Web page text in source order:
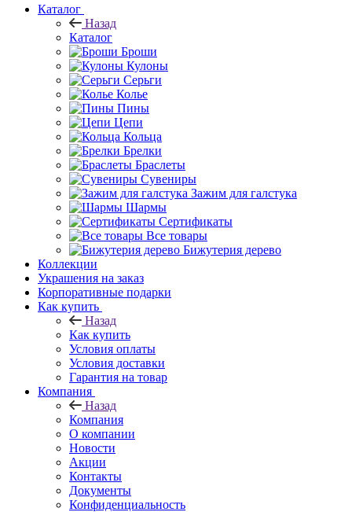
Каталог
Назад
Каталог
Броши
Кулоны
Серьги
Колье
Пины
Цепи
Кольца
Брелки
Браслеты
Сувениры
Зажим для галстука
Шармы
Сертификаты
Все товары
Бижутерия дерево
Коллекции
Украшения на заказ
Корпоративные подарки
Как купить
Назад
Как купить
Условия оплаты
Условия доставки
Гарантия на товар
Компания
Назад
Компания
О компании
Новости
Акции
Контакты
Документы
Конфиденциальность